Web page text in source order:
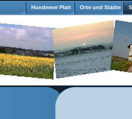
Hundemer Platt Orte und Städte